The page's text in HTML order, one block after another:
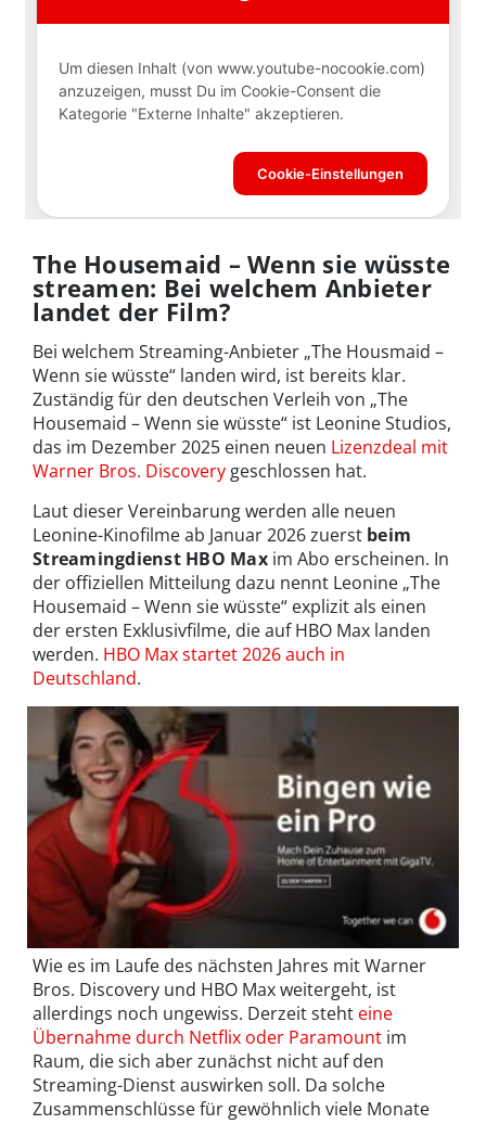
The Housemaid – Wenn sie wüsste
streamen: Bei welchem Anbieter
landet der Film?
Bei welchem Streaming-Anbieter „The Housmaid –
Wenn sie wüsste“ landen wird, ist bereits klar.
Zuständig für den deutschen Verleih von „The
Housemaid – Wenn sie wüsste“ ist Leonine Studios,
das im Dezember 2025 einen neuen Lizenzdeal mit
Warner Bros. Discovery geschlossen hat.
Laut dieser Vereinbarung werden alle neuen
Leonine-Kinofilme ab Januar 2026 zuerst beim
Streamingdienst HBO Maxim Abo erscheinen. In
der offiziellen Mitteilung dazu nennt Leonine „The
Housemaid – Wenn sie wüsste“ explizit als einen
der ersten Exklusivfilme, die auf HBO Max landen
werden. HBO Max startet 2026 auch in
Deutschland.
Wie es im Laufe des nächsten Jahres mit Warner
Bros. Discovery und HBO Max weitergeht, ist
allerdings noch ungewiss. Derzeit steht eine
Übernahme durch Netflix oder Paramount im
Raum, die sich aber zunächst nicht auf den
Streaming-Dienst auswirken soll. Da solche
Zusammenschlüsse für gewöhnlich viele Monate